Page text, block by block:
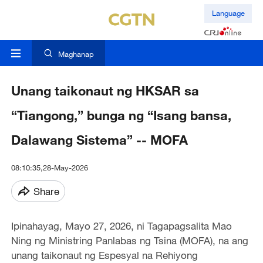
Language
Maghanap
Unang taikonaut ng HKSAR sa
“Tiangong,” bunga ng “Isang bansa,
Dalawang Sistema” -- MOFA
08:10:35,28-May-2026
Share
Ipinahayag, Mayo 27, 2026, ni Tagapagsalita Mao
Ning ng Ministring Panlabas ng Tsina (MOFA), na ang
unang taikonaut ng Espesyal na Rehiyong